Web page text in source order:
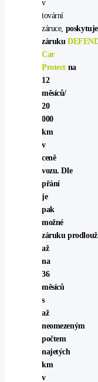
v
tovární
záruce,
záruku
Car
Protect na
12
měsíců/
20
000
km
v
ceně
vozu. Dle
přání
je
pak
možné
záruku
až
na
36
měsíců
s
až
neomezeným
počtem
najetých
km
v